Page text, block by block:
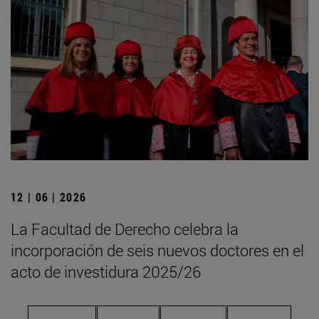
12 | 06 | 2026
La Facultad de Derecho celebra la
incorporación de seis nuevos doctores en el
acto de investidura 2025/26